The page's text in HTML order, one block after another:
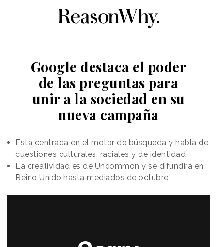
Google destaca el poder
de las preguntas para
unir a la sociedad en su
nueva campaña
Está centrada en el motor de búsqueda y habla de
cuestiones culturales, raciales y de identidad
La creatividad es de Uncommon y se difundirá en
Reino Unido hasta mediados de octubre